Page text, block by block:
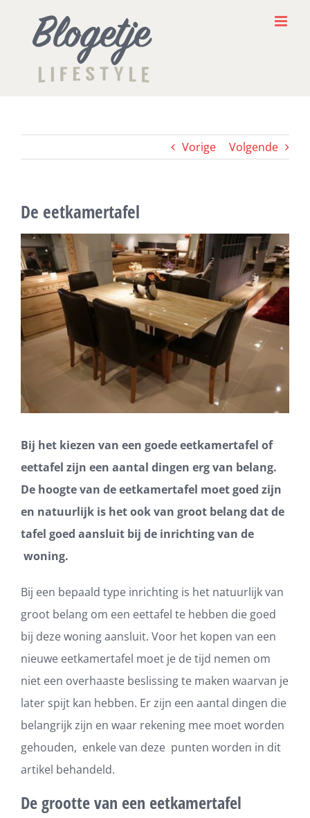
Vorige Volgende
De eetkamertafel
Bij het kiezen van een goede eetkamertafel of
eettafel zijn een aantal dingen erg van belang.
De hoogte van de eetkamertafel moet goed zijn
en natuurlijk is het ook van groot belang dat de
tafel goed aansluit bij de inrichting van de
woning.
Bij een bepaald type inrichting is het natuurlijk van
groot belang om een eettafel te hebben die goed
bij deze woning aansluit. Voor het kopen van een
nieuwe eetkamertafel moet je de tijd nemen om
niet een overhaaste beslissing te maken waarvan je
later spijt kan hebben. Er zijn een aantal dingen die
belangrijk zijn en waar rekening mee moet worden
gehouden, enkele van deze punten worden in dit
artikel behandeld.
De grootte van een eetkamertafel